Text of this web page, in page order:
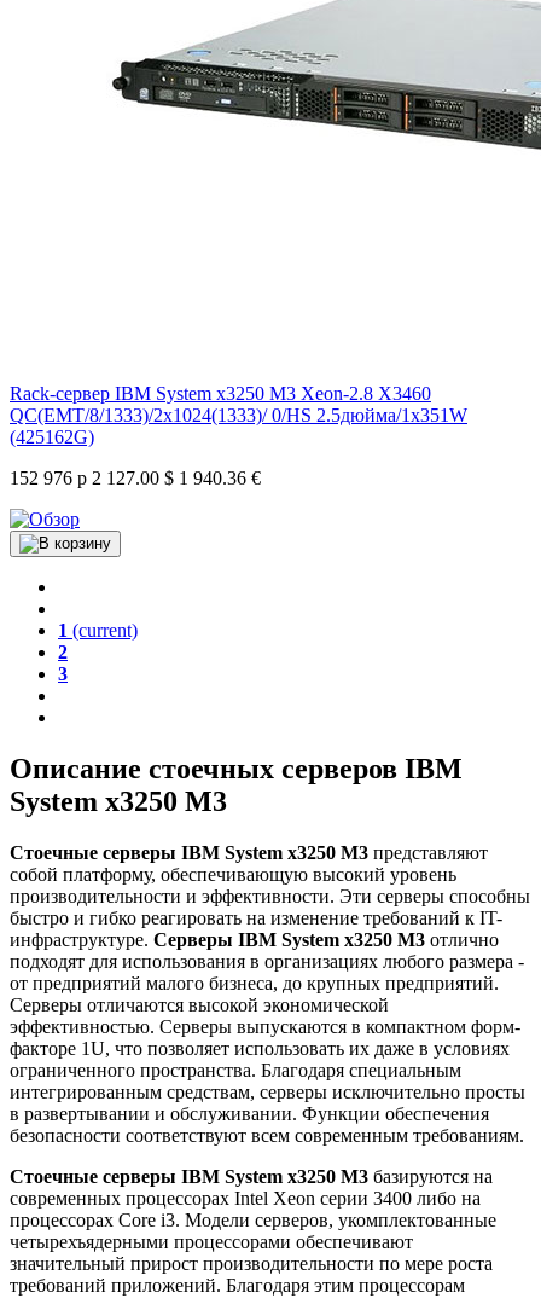
Rack-сервер IBM System x3250 M3 Xeon-2.8 X3460
QC(EMT/8/1333)/2x1024(1333)/ 0/HS 2.5дюйма/1x351W
(425162G)
152 976 р 2 127.00 $ 1 940.36 €
1 (current)
2
3
Описание стоечных серверов IBM
System x3250 M3
Стоечные серверы IBM System x3250 M3 представляют
собой платформу, обеспечивающую высокий уровень
производительности и эффективности. Эти серверы способны
быстро и гибко реагировать на изменение требований к IT-
инфраструктуре. Серверы IBM System x3250 M3 отлично
подходят для использования в организациях любого размера -
от предприятий малого бизнеса, до крупных предприятий.
Серверы отличаются высокой экономической
эффективностью. Серверы выпускаются в компактном форм-
факторе 1U, что позволяет использовать их даже в условиях
ограниченного пространства. Благодаря специальным
интегрированным средствам, серверы исключительно просты
в развертывании и обслуживании. Функции обеспечения
безопасности соответствуют всем современным требованиям.
Стоечные серверы IBM System x3250 M3 базируются на
современных процессорах Intel Xeon серии 3400 либо на
процессорах Core i3. Модели серверов, укомплектованные
четырехъядерными процессорами обеспечивают
значительный прирост производительности по мере роста
требований приложений. Благодаря этим процессорам